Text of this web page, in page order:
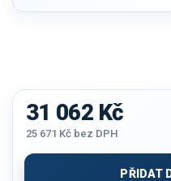
31 062 Kč
25 671 Kč bez DPH
cena:
PŘIDAT